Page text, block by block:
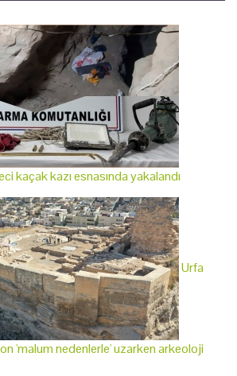
kaçak kazı esnasında yakalandı
Urfa
'malum nedenlerle' uzarken arkeoloji